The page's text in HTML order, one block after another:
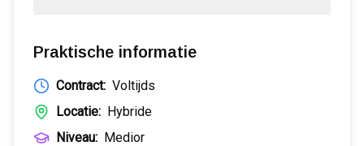
Praktische informatie
Contract: Voltijds
Locatie: Hybride
Niveau: Medior